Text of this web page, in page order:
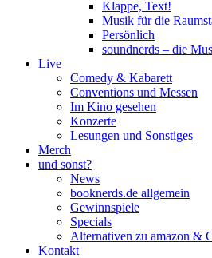
Klappe, Text!
Musik für die
Persönlich
soundnerds – die
Live
Comedy & Kabarett
Conventions und Messen
Im Kino gesehen
Konzerte
Lesungen und Sonstiges
Merch
und sonst?
News
booknerds.de allgemein
Gewinnspiele
Specials
Alternativen zu amazon &
Kontakt